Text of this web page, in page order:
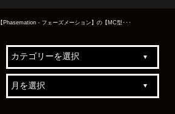
【Phasemation - フェーズメーション】の【MC型･･･